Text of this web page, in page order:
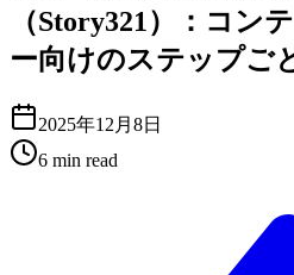
（Story321）：コン
ー向けのステップご
2025年12月8日
6 min read